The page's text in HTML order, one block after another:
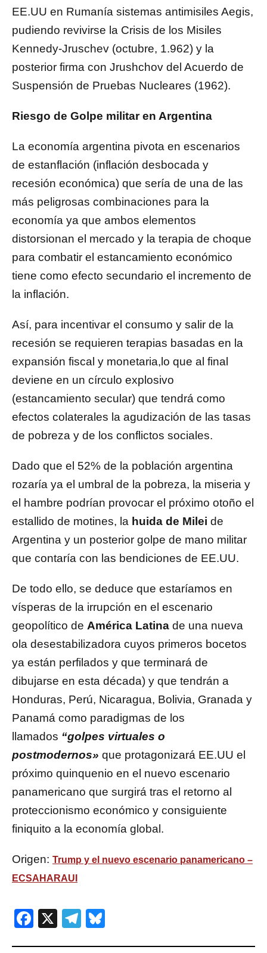
EE.UU en Rumanía sistemas antimisiles Aegis,
pudiendo revivirse la Crisis de los Misiles
Kennedy-Jruschev (octubre, 1.962) y la
posterior firma con Jrushchov del Acuerdo de
Suspensión de Pruebas Nucleares (1962).
Riesgo de Golpe militar en Argentina
La economía argentina pivota en escenarios
de estanflación (inflación desbocada y
recesión económica) que sería de una de las
más peligrosas combinaciones para la
economía ya que ambos elementos
distorsionan el mercado y la terapia de choque
para combatir el estancamiento económico
tiene como efecto secundario el incremento de
la inflación.
Así, para incentivar el consumo y salir de la
recesión se requieren terapias basadas en la
expansión fiscal y monetaria,lo que al final
deviene en un círculo explosivo
(estancamiento secular) que tendrá como
efectos colaterales la agudización de las tasas
de pobreza y de los conflictos sociales.
Dado que el 52% de la población argentina
rozaría ya el umbral de la pobreza, la miseria y
el hambre podrían provocar el próximo otoño el
estallido de motines, la huida de Milei de
Argentina y un posterior golpe de mano militar
que contaría con las bendiciones de EE.UU.
De todo ello, se deduce que estaríamos en
vísperas de la irrupción en el escenario
geopolítico de América Latina de una nueva
ola desestabilizadora cuyos primeros bocetos
ya están perfilados y que terminará de
dibujarse en esta década) y que tendrán a
Honduras, Perú, Nicaragua, Bolivia, Granada y
Panamá como paradigmas de los
llamados “golpes virtuales o
postmodernos» que protagonizará EE.UU el
próximo quinquenio en el nuevo escenario
panamericano que surgirá tras el retorno al
proteccionismo económico y consiguiente
finiquito a la economía global.
Origen: Trump y el nuevo escenario panamericano –
ECSAHARAUI
Facebook
X Telegram